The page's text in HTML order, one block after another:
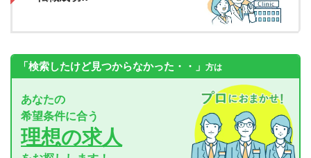
「検索したけど見つからなかった・・」 方は
あなたの
希望条件に合う
理想の求人